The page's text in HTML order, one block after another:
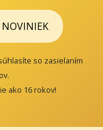
NOVINIEK
so zasielaním
ako 16 rokov!